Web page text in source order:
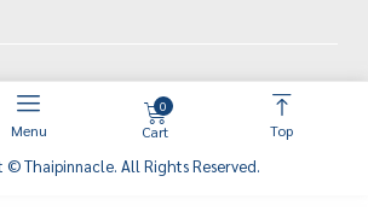
Menu
0
Cart Top
© Thaipinnacle. All Rights Reserved.